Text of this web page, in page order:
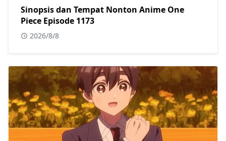
Sinopsis dan Tempat Nonton Anime One
Piece Episode 1173
2026/8/8